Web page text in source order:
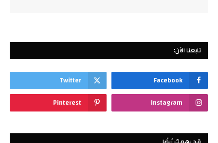
تابعنا الآن:
Facebook
Twitter
Instagram
Pinterest